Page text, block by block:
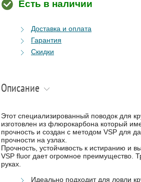
Есть в наличии
Доставка и оплата
Гарантия
Скидки
Описание
Этот специализированный поводок для
изготовлен из флюрокарбона который
прочность и создан с методом VSP для
прочности на узлах.
Прочность, устойчивость к истиранию и
VSP fluor дает огромное преимущество.
руках.
Идеально подходит для ловли